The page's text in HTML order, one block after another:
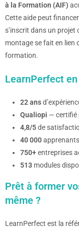
à la Formation (AIF)
Cette aide peut
s’inscrit dans un projet
montage se fait en lien
formation.
LearnPerfect
22 ans
Qualiopi — certifié
4,8/5de
40 000
750+entreprises
513 modules
Prêt à former
même ?
LearnPerfect est la